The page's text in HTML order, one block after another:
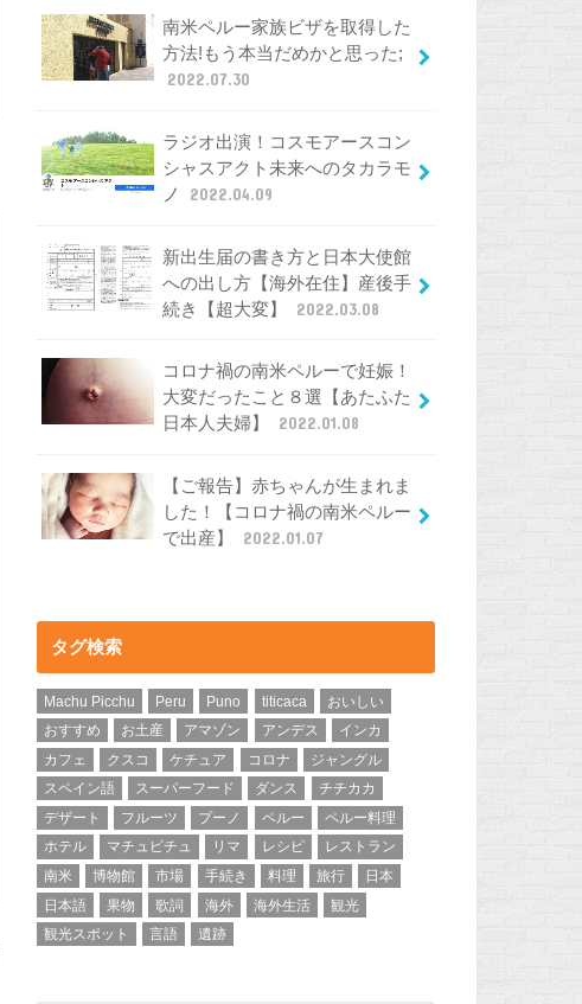
南米ペルー家族ビザを取得した
方法!もう本当だめかと思った;
2022.07.30
ラジオ出演！コスモアースコン
シャスアクト未来へのタカラモ
ノ
2022.04.09
新出生届の書き方と日本大使館
への出し方【海外在住】産後手
続き【超大変】
2022.03.08
コロナ禍の南米ペルーで妊娠！
大変だったこと８選【あたふた
日本人夫婦】
2022.01.08
【ご報告】赤ちゃんが生まれま
した！【コロナ禍の南米ペルー
で出産】
2022.01.07
タグ検索
Machu Picchu Peru Puno titicaca
おいしい
おすすめ
お土産 アマゾン アンデス
インカ
カフェ
クスコ ケチュア コロナ
ジャングル
スペイン語
スーパーフード ダンス
チチカカ
デザート
フルーツ プーノ ペルー
ペルー料理
ホテル
マチュピチュ リマ レシピ
レストラン
南米
博物館 市場 手続き 料理 旅行
日本
日本語
果物 歌詞 海外 海外生活
観光
観光スポット
言語 遺跡